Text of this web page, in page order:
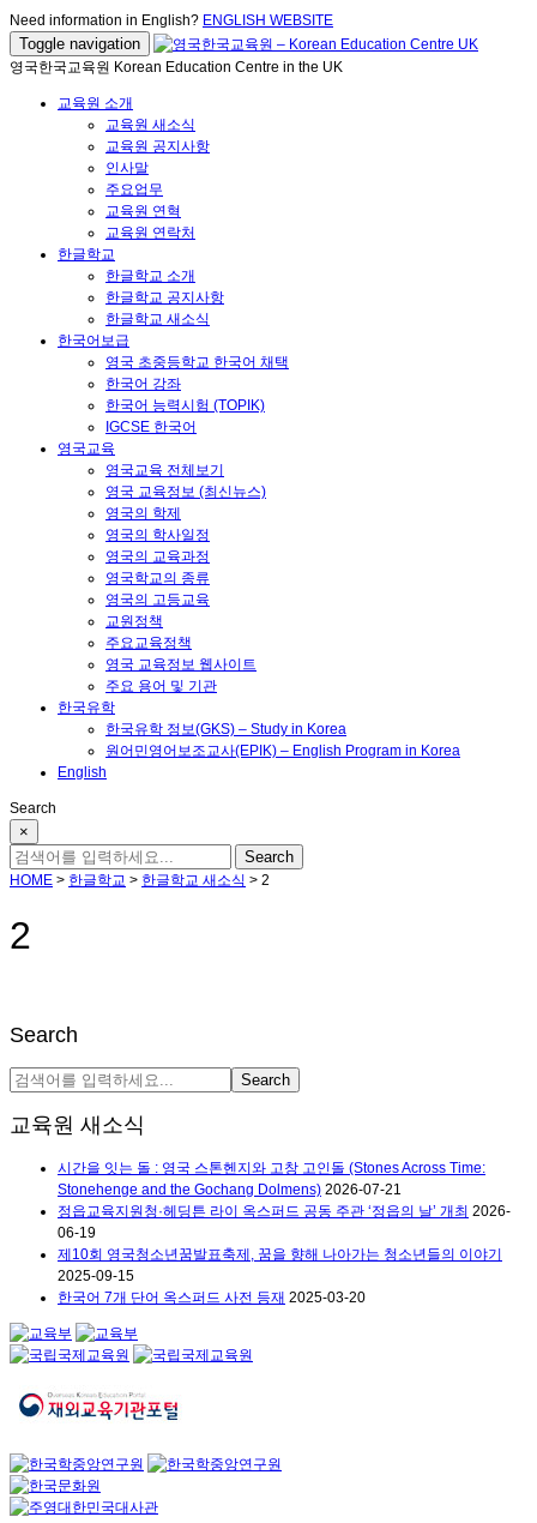
Need information in English? ENGLISH WEBSITE
Toggle navigation
영국한국교육원 Korean Education Centre in the UK
교육원 소개
교육원 새소식
교육원 공지사항
인사말
주요업무
교육원 연혁
교육원 연락처
한글학교
한글학교 소개
한글학교 공지사항
한글학교 새소식
한국어보급
영국 초중등학교 한국어 채택
한국어 강좌
한국어 능력시험 (TOPIK)
IGCSE 한국어
영국교육
영국교육 전체보기
영국 교육정보 (최신뉴스)
영국의 학제
영국의 학사일정
영국의 교육과정
영국학교의 종류
영국의 고등교육
교원정책
주요교육정책
영국 교육정보 웹사이트
주요 용어 및 기관
한국유학
한국유학 정보(GKS) – Study in Korea
원어민영어보조교사(EPIK) – English Program in Korea
English
Search
×
HOME > 한글학교 > 한글학교 새소식 > 2
2
Search
교육원 새소식
시간을 잇는 돌 : 영국 스톤헨지와 고창 고인돌 (Stones Across Time:
Stonehenge and the Gochang Dolmens) 2026-07-21
정읍교육지원청·헤딩튼 라이 옥스퍼드 공동 주관 ‘정읍의 날’ 개최 2026-
06-19
제10회 영국청소년꿈발표축제, 꿈을 향해 나아가는 청소년들의 이야기
2025-09-15
한국어 7개 단어 옥스퍼드 사전 등재 2025-03-20